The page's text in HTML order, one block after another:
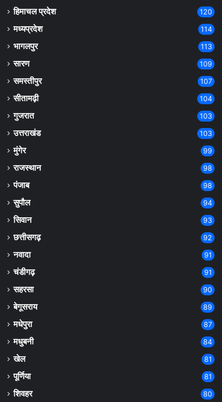
हिमाचल प्रदेश 120
मध्यप्रदेश 114
भागलपुर 113
सारण 109
समस्तीपुर 107
सीतामढ़ी 104
गुजरात 103
उत्तराखंड 103
मुंगेर 99
राजस्थान 98
पंजाब 98
सुपौल 94
सिवान 93
छत्तीसगढ़ 92
नवादा 91
चंडीगढ़ 91
सहरसा 90
बेगूसराय 89
मधेपुरा 87
मधुबनी 84
खेल 81
पूर्णिया 81
शिवहर 80